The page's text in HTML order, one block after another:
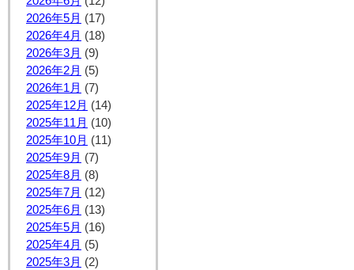
2026年5月 (17)
2026年4月 (18)
2026年3月 (9)
2026年2月 (5)
2026年1月 (7)
2025年12月 (14)
2025年11月 (10)
2025年10月 (11)
2025年9月 (7)
2025年8月 (8)
2025年7月 (12)
2025年6月 (13)
2025年5月 (16)
2025年4月 (5)
2025年3月 (2)